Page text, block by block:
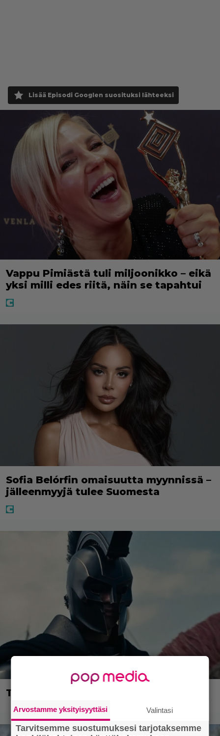
Lisää Episodi Googlen suosituksi lähteeksi
Vappu Pimiästä tuli miljoonikko – eikä
yksi milli edes riitä, näin se tapahtui
Sofia Belórfin omaisuutta myynnissä –
jälleenmyyjä tulee Suomesta
The Odyssey seilasi miljardikerhoon
Arvostamme yksityisyyttäsi Valintasi
Tarvitsemme suostumuksesi tarjotaksemme